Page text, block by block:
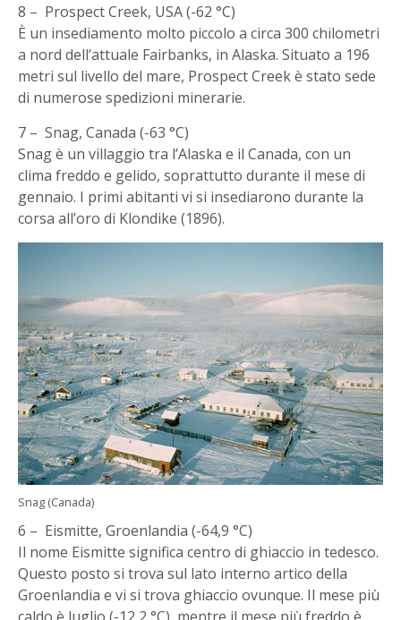
8 – Prospect Creek, USA (-62 °C)
È un insediamento molto piccolo a circa 300 chilometri
a nord dell’attuale Fairbanks, in Alaska. Situato a 196
metri sul livello del mare, Prospect Creek è stato sede
di numerose spedizioni minerarie.
7 – Snag, Canada (-63 °C)
Snag è un villaggio tra l’Alaska e il Canada, con un
clima freddo e gelido, soprattutto durante il mese di
gennaio. I primi abitanti vi si insediarono durante la
corsa all’oro di Klondike (1896).
Snag (Canada)
6 – Eismitte, Groenlandia (-64,9 °C)
Il nome Eismitte significa centro di ghiaccio in tedesco.
Questo posto si trova sul lato interno artico della
Groenlandia e vi si trova ghiaccio ovunque. Il mese più